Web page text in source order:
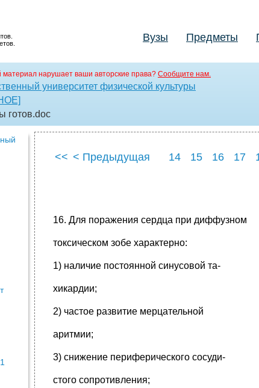
Вузы Предметы
материал нарушает ваши авторские права? Сообщите нам.
университет физической культуры
готов.doc
<< < Предыдущая 14 15 16 17
16. Для поражения сердца при диффузном
токсическом зобе характерно:
1) наличие постоянной синусовой та-
хикардии;
2) частое развитие мерцательной
аритмии;
3) снижение периферического сосуди-
стого сопротивления;